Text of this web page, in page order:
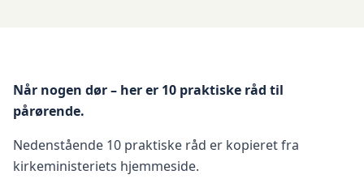
Når nogen dør – her er 10 praktiske råd til
pårørende.
Nedenstående 10 praktiske råd er kopieret fra
kirkeministeriets hjemmeside.